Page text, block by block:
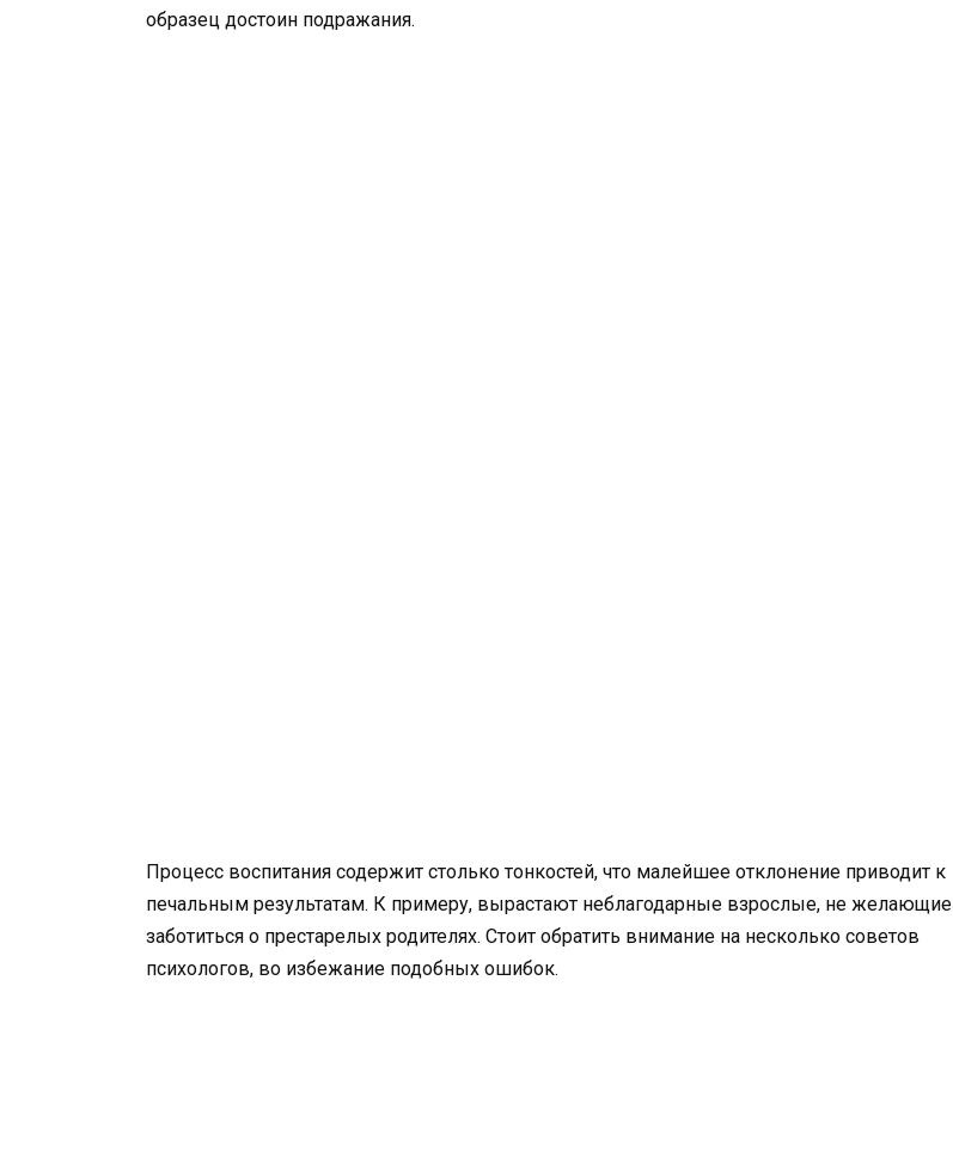
образец достоин подражания.
Процесс воспитания содержит столько тонкостей, что малейшее отклонение приводит к
печальным результатам. К примеру, вырастают неблагодарные взрослые, не желающие
заботиться о престарелых родителях. Стоит обратить внимание на несколько советов
психологов, во избежание подобных ошибок.